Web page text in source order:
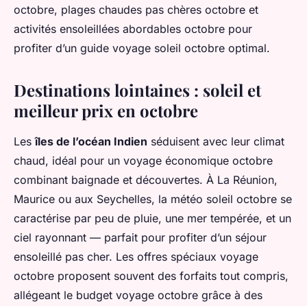
octobre, plages chaudes pas chères octobre et
activités ensoleillées abordables octobre pour
profiter d’un guide voyage soleil octobre optimal.
Destinations lointaines : soleil et
meilleur prix en octobre
Lesîles de l’océan Indien séduisent avec leur climat
chaud, idéal pour un voyage économique octobre
combinant baignade et découvertes. À La Réunion,
Maurice ou aux Seychelles, la météo soleil octobre se
caractérise par peu de pluie, une mer tempérée, et un
ciel rayonnant — parfait pour profiter d’un séjour
ensoleillé pas cher. Les offres spéciaux voyage
octobre proposent souvent des forfaits tout compris,
allégeant le budget voyage octobre grâce à des